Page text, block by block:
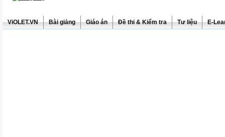
ViOLET.VN Bài giảng Giáo án Đề thi & Kiểm tra Tư liệu E-